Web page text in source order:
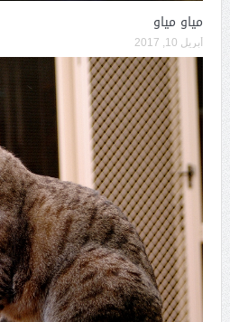
مياو مياو
أبريل 10, 2017